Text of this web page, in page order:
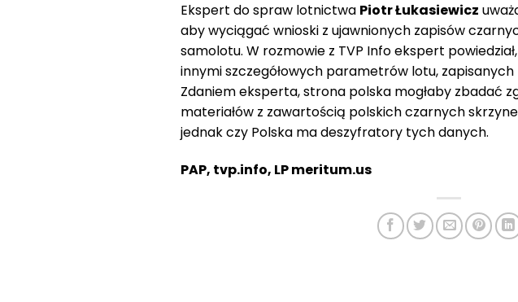
Ekspert do spraw lotnictwa Piotr Łukasiewicz
aby wyciągać wnioski z ujawnionych zapisów
samolotu. W rozmowie z TVP Info ekspert
innymi szczegółowych parametrów lotu,
Zdaniem eksperta, strona polska mogłaby zbadać
materiałów z zawartością polskich czarnych
jednak czy Polska ma deszyfratory tych danych.
PAP, tvp.info, LP meritum.us